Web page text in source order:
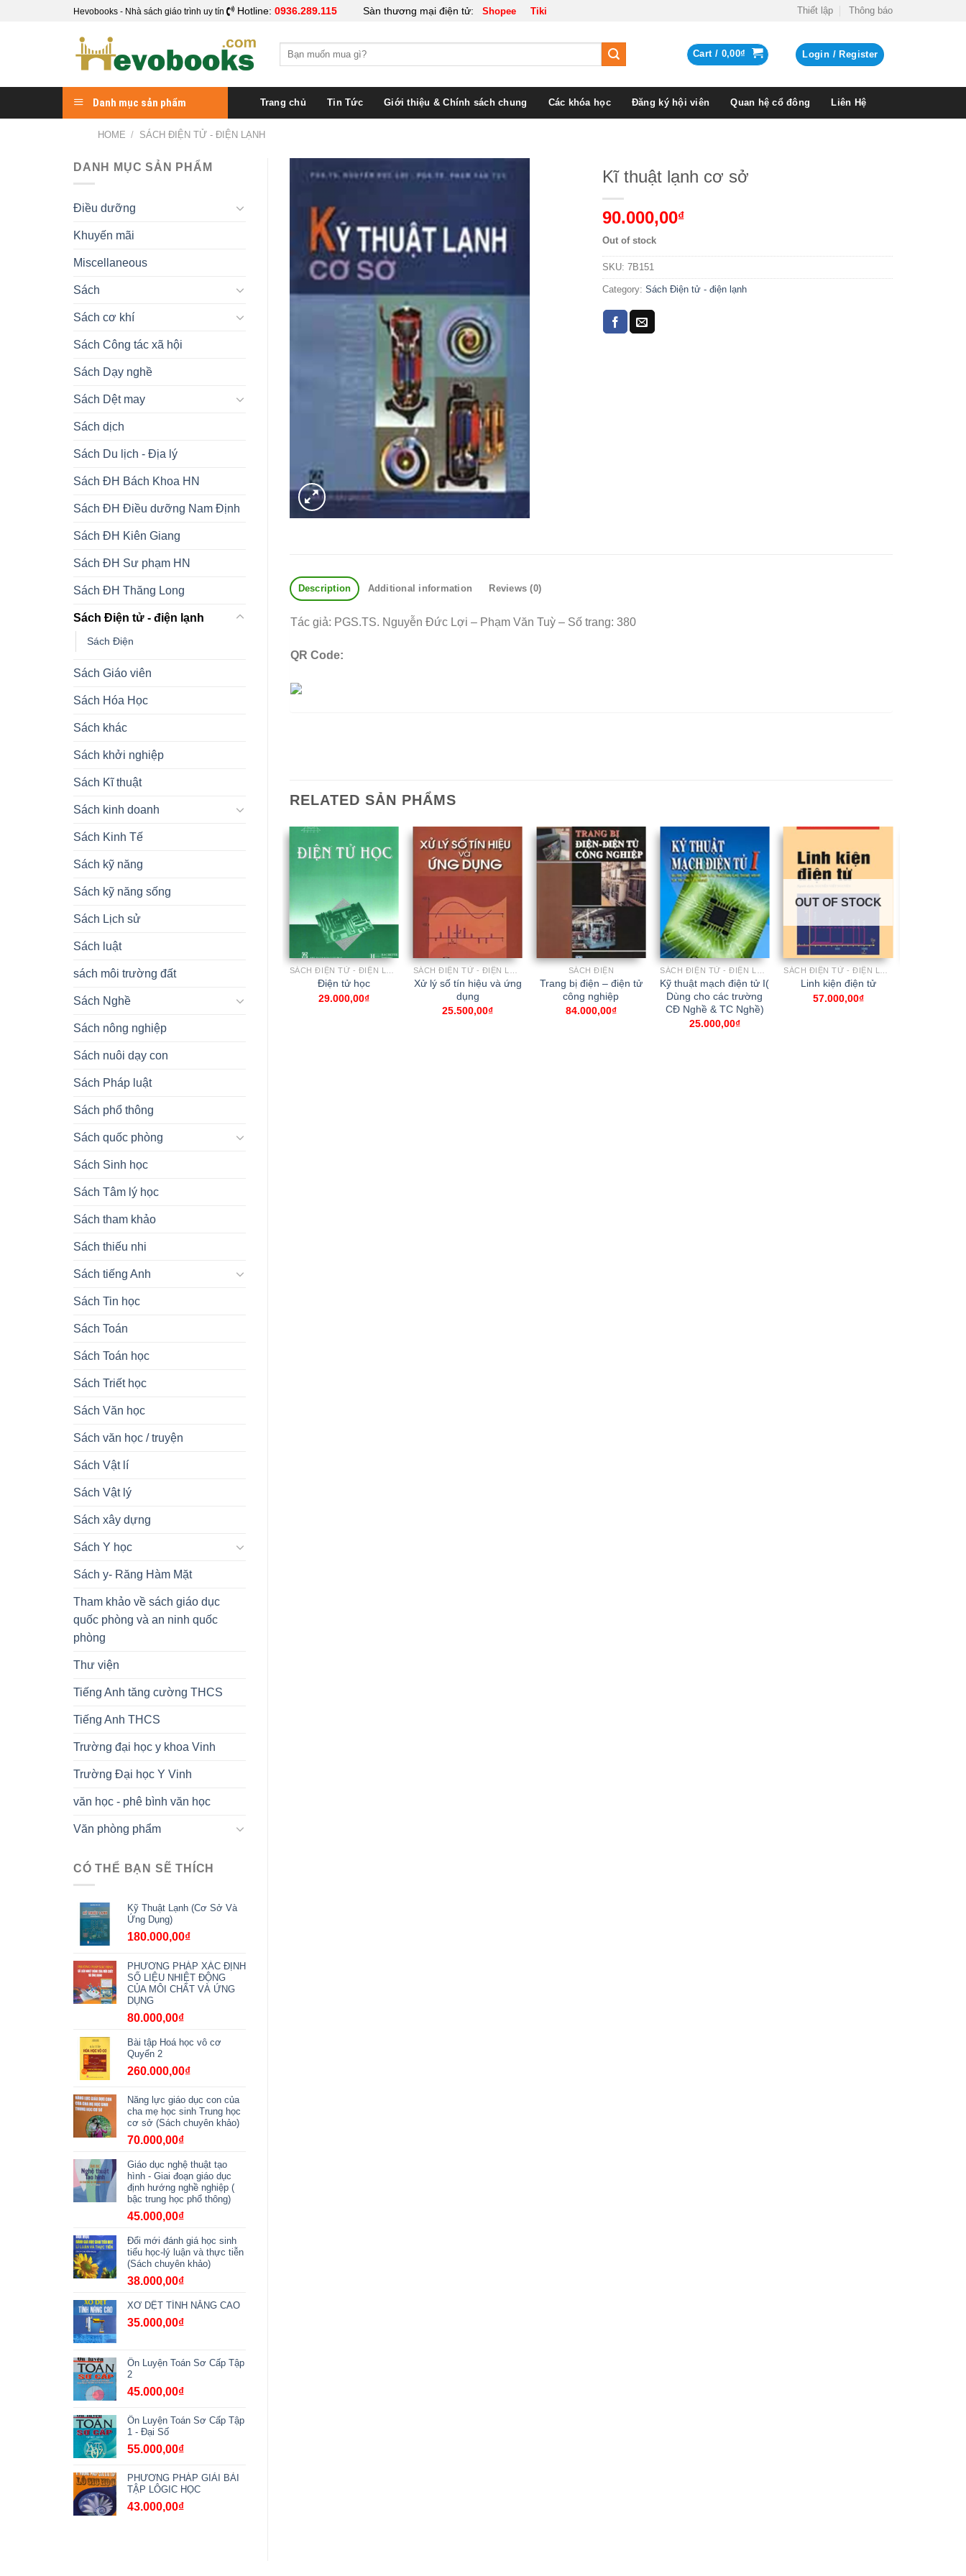
Hevobooks - Nhà sách giáo trình uy tín Hotline: 0936.289.115 Sàn thương mại điện tử: Shopee Tiki Thiết lập Thông báo
Search
Cart / 0,00₫ Login / Register
Danh mục sản phẩm Trang chủ Tin Tức Giới thiệu & Chính sách chung Các khóa học Đăng ký hội viên Quan hệ cổ đông Liên Hệ
HOME / SÁCH ĐIỆN TỬ - ĐIỆN LẠNH
DANH MỤC SẢN PHẨM
Điều dưỡng
Khuyến mãi
Miscellaneous
Sách
Sách cơ khí
Sách Công tác xã hội
Sách Dạy nghề
Sách Dệt may
Sách dịch
Sách Du lịch - Địa lý
Sách ĐH Bách Khoa HN
Sách ĐH Điều dưỡng Nam Định
Sách ĐH Kiên Giang
Sách ĐH Sư phạm HN
Sách ĐH Thăng Long
Sách Điện tử - điện lạnh
Sách Điện
Sách Giáo viên
Sách Hóa Học
Sách khác
Sách khởi nghiệp
Sách Kĩ thuật
Sách kinh doanh
Sách Kinh Tế
Sách kỹ năng
Sách kỹ năng sống
Sách Lịch sử
Sách luật
sách môi trường đất
Sách Nghề
Sách nông nghiệp
Sách nuôi dạy con
Sách Pháp luật
Sách phổ thông
Sách quốc phòng
Sách Sinh học
Sách Tâm lý học
Sách tham khảo
Sách thiếu nhi
Sách tiếng Anh
Sách Tin học
Sách Toán
Sách Toán học
Sách Triết học
Sách Văn học
Sách văn học / truyện
Sách Vật lí
Sách Vật lý
Sách xây dựng
Sách Y học
Sách y- Răng Hàm Mặt
Tham khảo về sách giáo dục
quốc phòng và an ninh quốc
phòng
Thư viện
Tiếng Anh tăng cường THCS
Tiếng Anh THCS
Trường đại học y khoa Vinh
Trường Đại học Y Vinh
văn học - phê bình văn học
Văn phòng phẩm
CÓ THỂ BẠN SẼ THÍCH
Kỹ Thuật Lạnh (Cơ Sở Và
Ứng Dụng)
180.000,00₫
PHƯƠNG PHÁP XÁC ĐỊNH
SỐ LIỆU NHIỆT ĐỘNG
CỦA MÔI CHẤT VÀ ỨNG
DỤNG
80.000,00₫
Bài tập Hoá học vô cơ
Quyển 2
260.000,00₫
Năng lực giáo dục con của
cha mẹ học sinh Trung học
cơ sở (Sách chuyên khảo)
70.000,00₫
Giáo dục nghệ thuật tạo
hình - Giai đoạn giáo dục
định hướng nghề nghiệp (
bậc trung học phổ thông)
45.000,00₫
Đổi mới đánh giá học sinh
tiểu học-lý luận và thực tiễn
(Sách chuyên khảo)
38.000,00₫
XƠ DỆT TÍNH NĂNG CAO
35.000,00₫
Ôn Luyện Toán Sơ Cấp Tập
2
45.000,00₫
Ôn Luyện Toán Sơ Cấp Tập
1 - Đại Số
55.000,00₫
PHƯƠNG PHÁP GIẢI BÀI
TẬP LÔGIC HỌC
43.000,00₫
Kĩ thuật lạnh cơ sở
90.000,00₫
Out of stock
SKU: 7B151
Category: Sách Điện tử - điện lạnh
Description Additional information Reviews (0)
Tác giả: PGS.TS. Nguyễn Đức Lợi – Phạm Văn Tuỳ – Số trang: 380
QR Code:
RELATED SẢN PHẨMS
Điện tử học
29.000,00₫
Xử lý số tín hiệu và ứng
dụng
25.500,00₫
SÁCH ĐIỆN
Trang bị điện – điện tử
công nghiệp
84.000,00₫
Kỹ thuật mạch điện tử I(
Dùng cho các trường
CĐ Nghề & TC Nghề)
25.000,00₫
OUT OF STOCK
Linh kiện điện tử
57.000,00₫
SÁCH CĐ NGHỀ BÁCH KHOA HÀ NỘI
thuyết
33.000,00